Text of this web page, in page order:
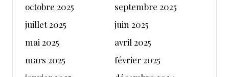
octobre 2025
septembre 2025
juillet 2025
juin 2025
mai 2025
avril 2025
mars 2025
février 2025